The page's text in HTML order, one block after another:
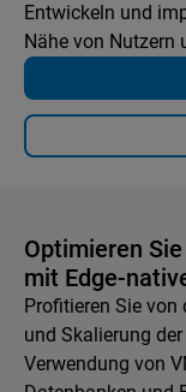
Entwickeln und
Nähe von Nutzern
Optimieren
mit Edge-
Profitieren Sie
und Skalierung
Verwendung von